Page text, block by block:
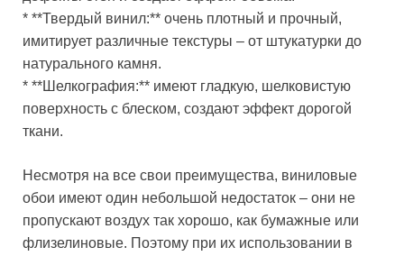
* **Твердый винил:** очень плотный и прочный,
имитирует различные текстуры – от штукатурки до
натурального камня.
* **Шелкография:** имеют гладкую, шелковистую
поверхность с блеском, создают эффект дорогой
ткани.
Несмотря на все свои преимущества, виниловые
обои имеют один небольшой недостаток – они не
пропускают воздух так хорошо, как бумажные или
флизелиновые. Поэтому при их использовании в